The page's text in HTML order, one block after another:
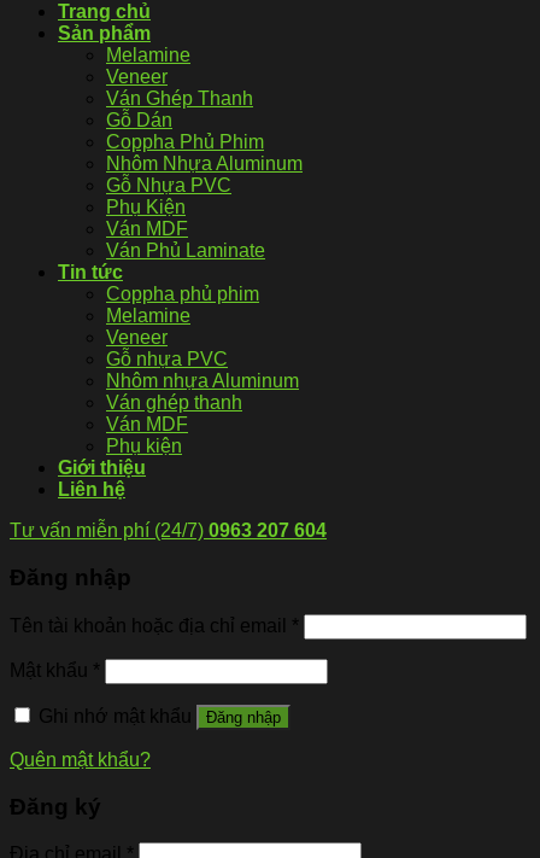
Trang chủ
Sản phẩm
Melamine
Veneer
Ván Ghép Thanh
Gỗ Dán
Coppha Phủ Phim
Nhôm Nhựa Aluminum
Gỗ Nhựa PVC
Phụ Kiện
Ván MDF
Ván Phủ Laminate
Tin tức
Coppha phủ phim
Melamine
Veneer
Gỗ nhựa PVC
Nhôm nhựa Aluminum
Ván ghép thanh
Ván MDF
Phụ kiện
Giới thiệu
Liên hệ
Tư vấn miễn phí (24/7) 0963 207 604
Đăng nhập
Tên tài khoản hoặc địa chỉ email *
Mật khẩu *
Ghi nhớ mật khẩu Đăng nhập
Quên mật khẩu?
Đăng ký